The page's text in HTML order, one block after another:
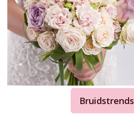
Bruidstrends